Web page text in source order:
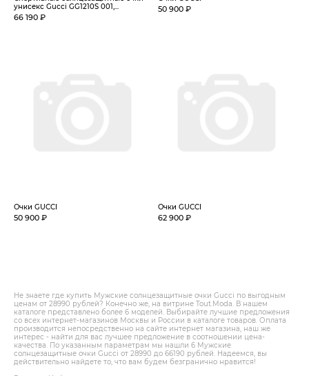
унисекс Gucci GG1210S 001,...
66 190 ₽
50 900 ₽
Очки GUCCI
50 900 ₽
Очки GUCCI
62 900 ₽
Не знаете где купить Мужские солнцезащитные очки Gucci по выгодным
ценам от 28990 рублей? Конечно же, на витрине Tout.Modа. В нашем
каталоге представлено более 6 моделей. Выбирайте лучшие предложения
со всех интернет-магазинов Москвы и России в каталоге товаров. Оплата
производится непосредственно на сайте интернет магазина, наш же
интерес - найти для вас лучшее предложение в соотношении цена-
качества. По указанным параметрам мы нашли 6 Мужские
солнцезащитные очки Gucci от 28990 до 66190 рублей. Надеемся, вы
действительно найдете то, что вам будем безгранично нравится!